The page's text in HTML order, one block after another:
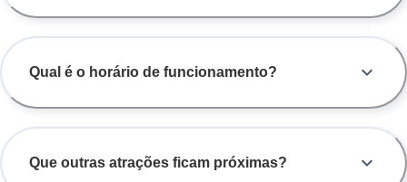
Qual é o horário de funcionamento?
Que outras atrações ficam próximas?